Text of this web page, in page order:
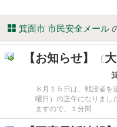
箕面市 市民安全メール
【お知らせ】 〔
８月１５日は、戦没者
曜日）の正午になりまし
ますので、１分間